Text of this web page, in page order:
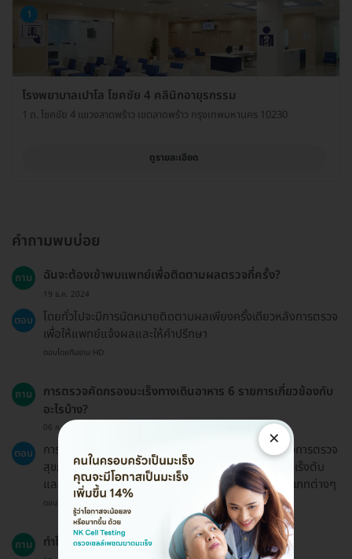
1
โรงพยาบาลเปาโล โชคชัย 4 คลินิกอายุรกรรม
1 ถ. โชคขัย 4 แขวงลาดพร้าว เขตลาดพร้าว กรุงเทพมหานคร 10230
ดูรายละเอียด
คำถามพบบ่อย
ถาม ฉันจะต้องเข้าพบแพทย์เพื่อติดตามผลตรวจกี่ครั้ง?
19 ธ.ค. 2024
ตอบ
โดยทั่วไปจะมีการนัดหมายติดตามผลเพียงครั้งเดียวหลังการตรวจ
เพื่อให้แพทย์แจ้งผลและให้คำปรึกษา
ตอบโดยทีมงาน HD
ถาม
การตรวจคัดกรองมะเร็งทางเดินอาหาร 6 รายการเกี่ยวข้องกับ
อะไรบ้าง?
06 ก.ค. 2023
ตอบ
การตรวจคัดกรองมะเร็งทางเดินอาหาร 6 รายการรวมถึงการตรวจ
สุขภาพทั่วไปและการตรวจหาสารบ่งชี้มะเร็งต่างๆ เช่น มะเร็งตับ
และมะเร็งลำไส้ใหญ่ รวมทั้งการตรวจไวรัสตับอักเสบประเภทต่างๆ
ตอบโดยทีมงาน HD
ถาม ทำไมฉันถึงควรตรวจคัดกรองมะเร็งทางเดินอาหาร?
×